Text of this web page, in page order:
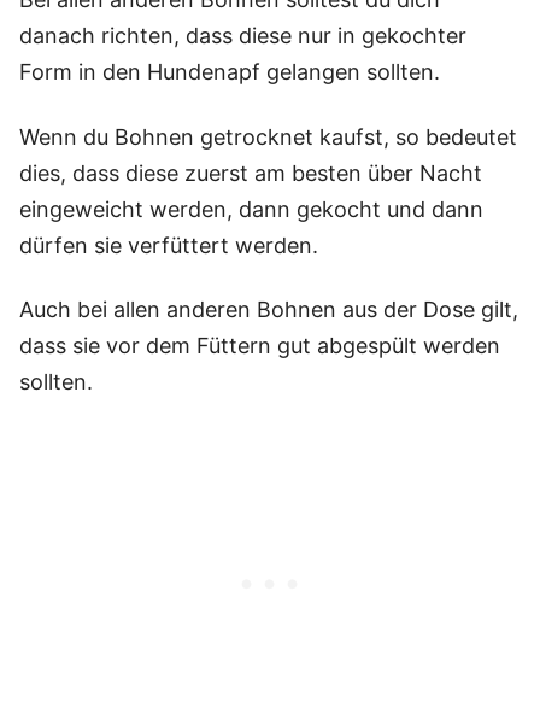
danach richten, dass diese nur in gekochter
Form in den Hundenapf gelangen sollten.
Wenn du Bohnen getrocknet kaufst, so bedeutet
dies, dass diese zuerst am besten über Nacht
eingeweicht werden, dann gekocht und dann
dürfen sie verfüttert werden.
Auch bei allen anderen Bohnen aus der Dose gilt,
dass sie vor dem Füttern gut abgespült werden
sollten.